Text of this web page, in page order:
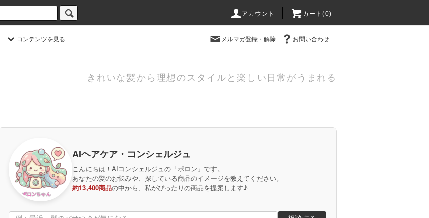
アカウント カート(0)
コンテンツを見る メルマガ登録・解除 お問い合わせ
きれいな髪から理想のスタイルと楽しい日常がうまれる
AIヘアケア・コンシェルジュ
こんにちは！AIコンシェルジュの「ポロン」です。
あなたの髪のお悩みや、探している商品のイメージを教えてください。
約13,400商品の中から、私がぴったりの商品を提案します♪